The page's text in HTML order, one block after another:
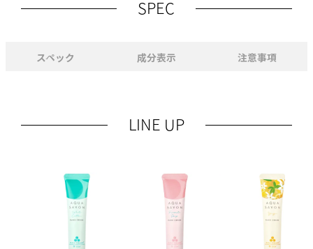
SPEC
スペック 成分表示 注意事項
LINE UP